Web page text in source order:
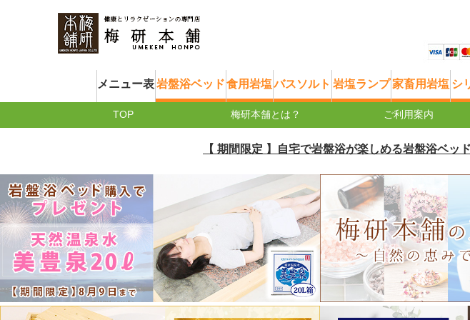
メニュー表岩盤浴ベッド食用岩塩バスソルト 岩塩ランプ 家畜用岩塩 シ
TOP 梅研本舗とは？ ご利用案内
【 期間限定 】自宅で岩盤浴が楽しめる岩盤浴ベッド購